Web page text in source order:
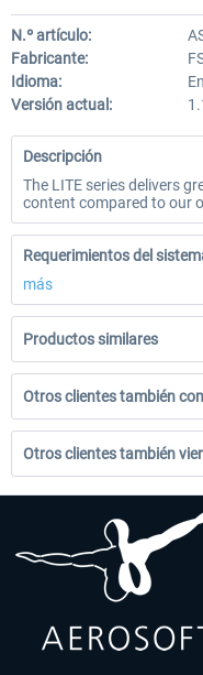
N.º artículo:
Fabricante:
Idioma:
Versión actual:
Descripción
The LITE series delivers
content compared to our
Requerimientos del
más
Productos similares
Otros clientes también
Otros clientes también